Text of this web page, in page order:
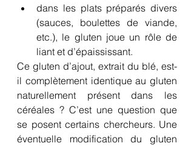
dans les plats préparés divers
(sauces, boulettes de viande,
etc.), le gluten joue un rôle de
liant et d’épaississant.
Ce gluten d’ajout, extrait du blé, est-
il complètement identique au gluten
naturellement présent dans les
céréales ? C’est une question que
se posent certains chercheurs. Une
éventuelle modification du gluten